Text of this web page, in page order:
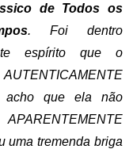
de Todos os
. Foi dentro
espírito que o
acho que ela não
uma tremenda briga